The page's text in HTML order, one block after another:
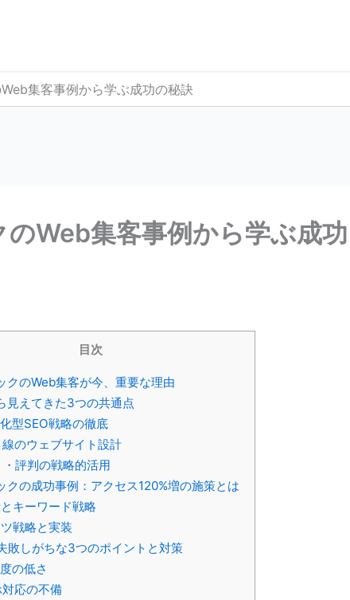
集客事例から学ぶ成功の秘訣
のWeb集客事例から学ぶ成功
目次
クのWeb集客が今、重要な理由
見えてきた3つの共通点
型SEO戦略の徹底
のウェブサイト設計
評判の戦略的活用
クの成功事例：アクセス120%増の施策とは
キーワード戦略
戦略と実装
敗しがちな3つのポイントと対策
の低さ
応の不備